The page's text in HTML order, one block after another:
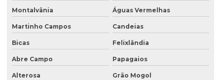
Sondagem geotécnica
Sondagem de solo para construção
Sondagem de solo para construção civil
Sondagem de solos e rochas
Montalvânia Águas Vermelhas
Martinho Campos Candeias
Bicas Felixlândia
Abre Campo Papagaios
Alterosa Grão Mogol